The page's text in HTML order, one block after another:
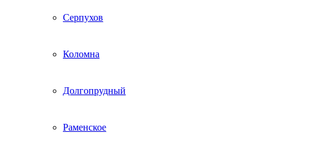
Серпухов
Коломна
Долгопрудный
Раменское